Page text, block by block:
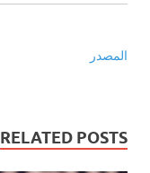
المصدر
RELATED POSTS